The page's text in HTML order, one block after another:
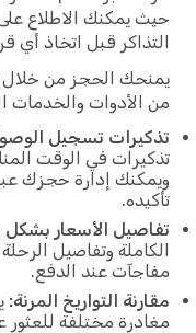
حيث يمكنك الاطلاع
التذاكر قبل اتخاذ أي
من الأدوات والخدمات
تذكيرات تسجيل
تذكيرات في الوقت
ويمكنك إدارة حجزك
تأكيده.
تفاصيل الأسعار
الكاملة وتفاصيل
مفاجآت عند الدفع.
مقارنة التواريخ المرنة:
مغادرة مختلفة